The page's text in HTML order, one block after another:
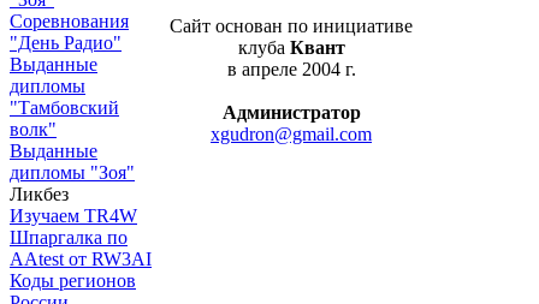
Соревнования
"День Радио"
Выданные
дипломы
"Тамбовский
волк"
Выданные
дипломы "Зоя"
Ликбез
Изучаем TR4W
Шпаргалка по
AAtest от RW3AI
Коды регионов
Сайт основан по инициативе
клуба Квант
в апреле 2004 г.
Администратор
xgudron@gmail.com